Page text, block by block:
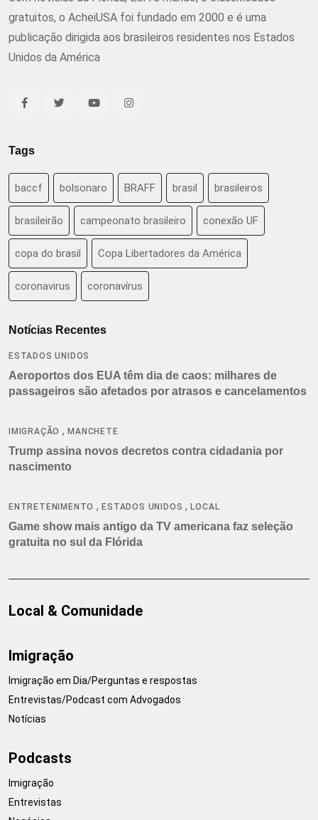
gratuitos, o AcheiUSA foi fundado em 2000 e é uma
publicação dirigida aos brasileiros residentes nos Estados
Unidos da América
Tags
baccf bolsonaro BRAFF brasil brasileiros
brasileirão campeonato brasileiro conexão UF
copa do brasil Copa Libertadores da América
coronavirus coronavírus
Notícias Recentes
ESTADOS UNIDOS
Aeroportos dos EUA têm dia de caos: milhares de
passageiros são afetados por atrasos e cancelamentos
IMIGRAÇÃO ,MANCHETE
Trump assina novos decretos contra cidadania por
nascimento
ENTRETENIMENTO ,ESTADOS UNIDOS ,LOCAL
Game show mais antigo da TV americana faz seleção
gratuita no sul da Flórida
Local & Comunidade
Imigração
Imigração em Dia/Perguntas e respostas
Entrevistas/Podcast com Advogados
Notícias
Podcasts
Imigração
Entrevistas